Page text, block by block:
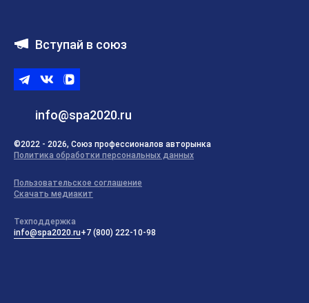
Вступай в союз
info@spa2020.ru
TelegramВКонтакте
ВК
©2022 - 2026, Союз профессионалов авторынка
Политика обработки персональных данных
Пользовательское соглашение
Скачать медиакит
Техподдержка
info@spa2020.ru+7 (800) 222-10-98